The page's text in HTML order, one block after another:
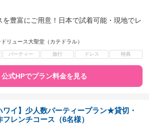
を豊富にご用意！日本で試着可能・現地でレ
リュース大聖堂（カテドラル）
パーティー 旅行 ドレス 特典
公式HPでプラン料金を見る
ワイ】少人数パーティープラン★貸切・
フレンチコース（6名様）